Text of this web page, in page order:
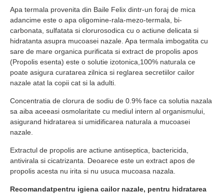
Apa termala provenita din Baile Felix dintr-un foraj de mica
adancime este o apa oligomine-rala-mezo-termala, bi-
carbonata, sulfatata si clorurosodica cu o actiune delicata si
hidratanta asupra mucoasei nazale. Apa termala imbogatita cu
sare de mare organica purificata si extract de propolis apos
(Propolis esenta) este o solutie izotonica,100% naturala ce
poate asigura curatarea zilnica si reglarea secretiilor cailor
nazale atat la copii cat si la adulti.
Concentratia de clorura de sodiu de 0.9% face ca solutia nazala
sa aiba aceeasi osmolaritate cu mediul intern al organismului,
asigurand hidratarea si umidificarea naturala a mucoasei
nazale.
Extractul de propolis are actiune antiseptica, bactericida,
antivirala si cicatrizanta. Deoarece este un extract apos de
propolis acesta nu irita si nu usuca mucoasa nazala.
Recomandatpentru igiena cailor nazale, pentru hidratarea